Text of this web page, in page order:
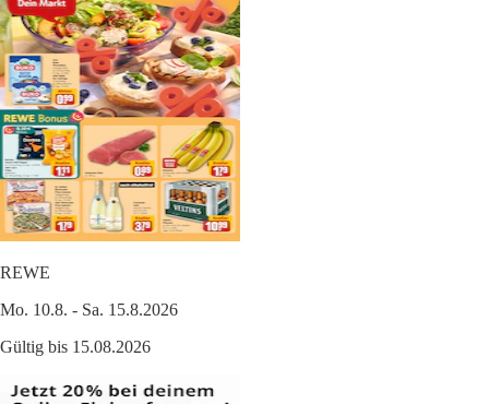
REWE
Mo. 10.8. - Sa. 15.8.2026
Gültig bis 15.08.2026